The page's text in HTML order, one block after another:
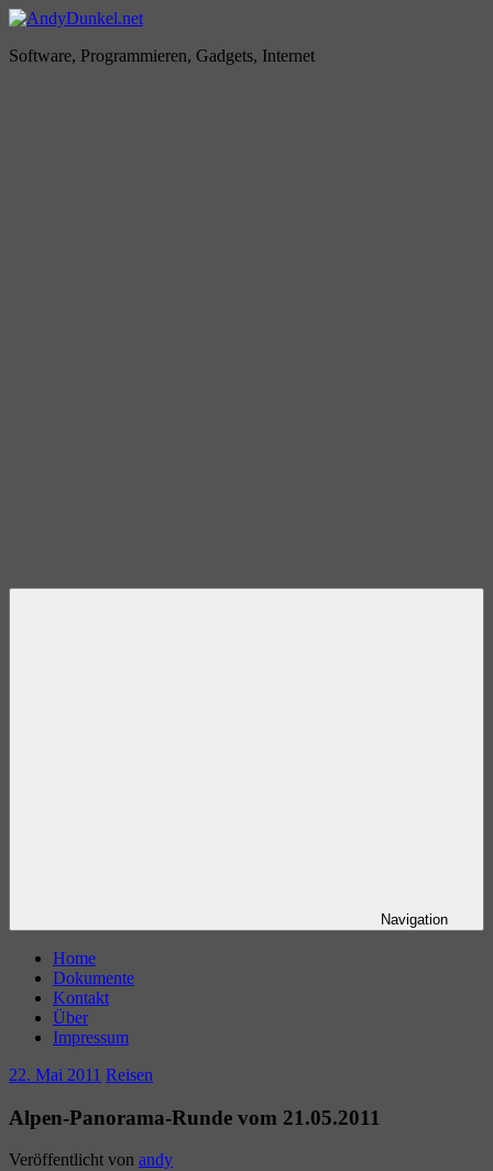
Zum
springen
AndyDunkel.net
Software, Programmieren, Gadgets, Internet
Navigation
Home
Dokumente
Kontakt
Über
Impressum
22. Mai 2011 Reisen
Alpen-Panorama-Runde vom 21.05.2011
Veröffentlicht von andy